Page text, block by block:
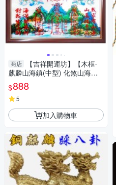
商店
【吉祥開運坊】【木框-
麒麟山海鎮(中型) 化煞山海鎮-
中 居家化煞/鎮宅】開光 擇日
$888
5
加入購物車